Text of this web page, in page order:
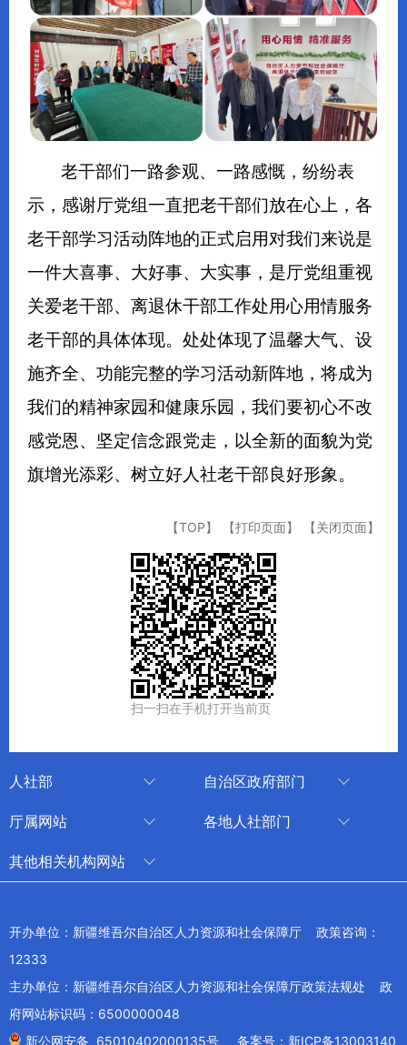
老干部们一路参观、一路感慨，纷纷表
示，感谢厅党组一直把老干部们放在心上，各
老干部学习活动阵地的正式启用对我们来说是
一件大喜事、大好事、大实事，是厅党组重视
关爱老干部、离退休干部工作处用心用情服务
老干部的具体体现。处处体现了温馨大气、设
施齐全、功能完整的学习活动新阵地，将成为
我们的精神家园和健康乐园，我们要初心不改
感党恩、坚定信念跟党走，以全新的面貌为党
旗增光添彩、树立好人社老干部良好形象。
【TOP】 【打印页面】 【关闭页面】
扫一扫在手机打开当前页
人社部
技能人才评价工作网
自治区政府部门
审计厅
退役军人事务厅
商务厅
厅属网站
中国新疆人才网
各地人社部门
克孜勒苏柯尔克孜自治州
其他相关机构网站
新疆新闻网
新疆电视台
开办单位：新疆维吾尔自治区人力资源和社会保障厅 政策咨询：
12333
主办单位：新疆维吾尔自治区人力资源和社会保障厅政策法规处 政
府网站标识码：6500000048
新公网安备 65010402000135号
备案号：新ICP备13003140